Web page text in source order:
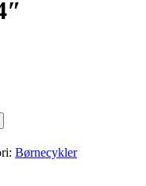
Børnecykler